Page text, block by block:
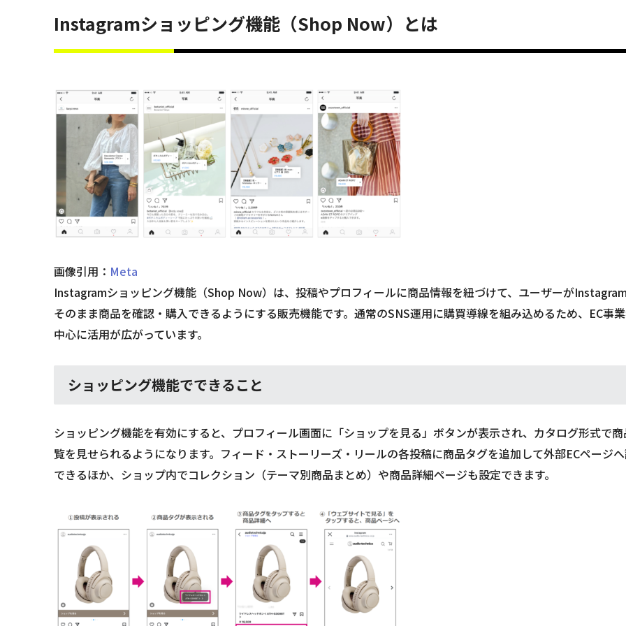
Instagramショッピング機能（Shop Now）とは
画像引用： Meta
Instagramショッピング機能（Shop Now）は、投稿やプロフィールに商品情報を紐づけて、ユーザーが
そのまま商品を確認・購入できるようにする販売機能です。通常のSNS運用に購買導線を組み込めるため、EC事
中心に活用が広がっています。
ショッピング機能でできること
ショッピング機能を有効にすると、プロフィール画面に「ショップを見る」ボタンが表示され、カタログ形式で
覧を見せられるようになります。フィード・ストーリーズ・リールの各投稿に商品タグを追加して外部ECページ
できるほか、ショップ内でコレクション（テーマ別商品まとめ）や商品詳細ページも設定できます。